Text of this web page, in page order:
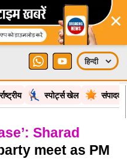
×
स्पोर्ट्स खेल
Sharad
meet as PM